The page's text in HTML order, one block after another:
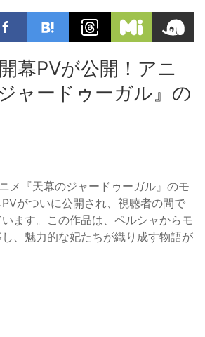
幕PVが公開！アニ
ャードゥーガル』の
メ『天幕のジャードゥーガル』のモ
がついに公開され、視聴者の間で
ます。この作品は、ペルシャからモ
、魅力的な妃たちが織り成す物語が